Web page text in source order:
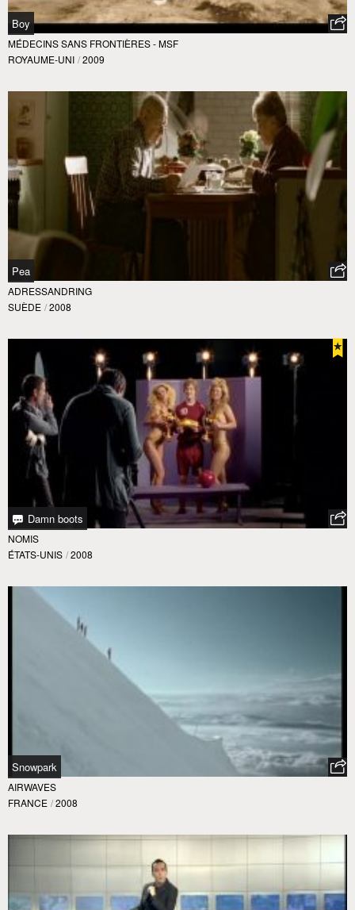
Boy
MÉDECINS SANS FRONTIÈRES - MSF
ROYAUME-UNI / 2009
Pea
ADRESSANDRING
SUÈDE / 2008
Damn boots
NOMIS
ÉTATS-UNIS / 2008
Snowpark
AIRWAVES
FRANCE / 2008